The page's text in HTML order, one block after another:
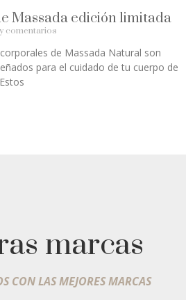
Massada edición limitada
comentarios
de Massada Natural son
para el cuidado de tu cuerpo de
marcas
CON LAS MEJORES MARCAS